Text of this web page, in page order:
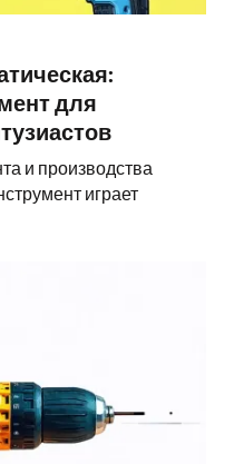
для
и производства
играет